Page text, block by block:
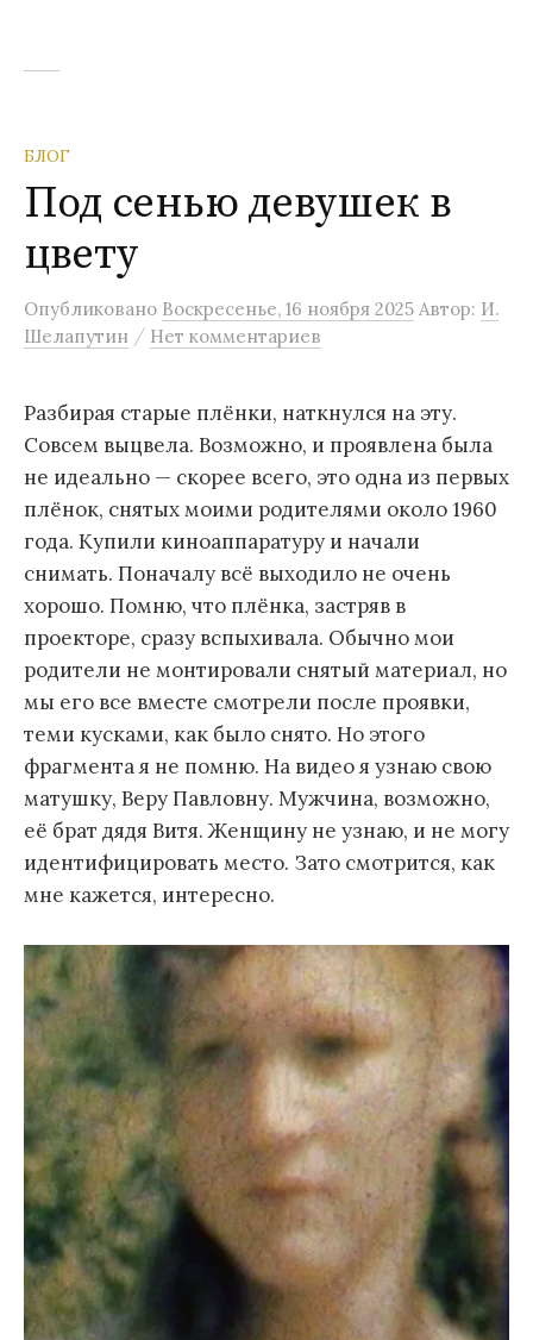
БЛОГ
Под сенью девушек в
цвету
Опубликовано Воскресенье, 16 ноября 2025 Автор: И.
Шелапутин / Нет комментариев
Разбирая старые плёнки, наткнулся на эту.
Совсем выцвела. Возможно, и проявлена была
не идеально — скорее всего, это одна из первых
плёнок, снятых моими родителями около 1960
года. Купили киноаппаратуру и начали
снимать. Поначалу всё выходило не очень
хорошо. Помню, что плёнка, застряв в
проекторе, сразу вспыхивала. Обычно мои
родители не монтировали снятый материал, но
мы его все вместе смотрели после проявки,
теми кусками, как было снято. Но этого
фрагмента я не помню. На видео я узнаю свою
матушку, Веру Павловну. Мужчина, возможно,
её брат дядя Витя. Женщину не узнаю, и не могу
идентифицировать место. Зато смотрится, как
мне кажется, интересно.